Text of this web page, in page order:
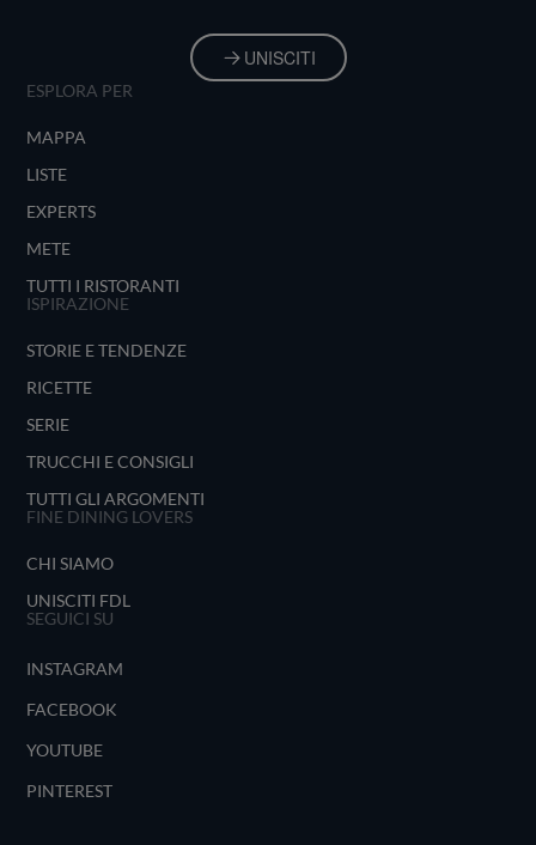
UNISCITI
ESPLORA PER
MAPPA
LISTE
EXPERTS
METE
TUTTI I RISTORANTI
ISPIRAZIONE
STORIE E TENDENZE
RICETTE
SERIE
TRUCCHI E CONSIGLI
TUTTI GLI ARGOMENTI
FINE DINING LOVERS
CHI SIAMO
UNISCITI FDL
SEGUICI SU
INSTAGRAM
FACEBOOK
YOUTUBE
PINTEREST